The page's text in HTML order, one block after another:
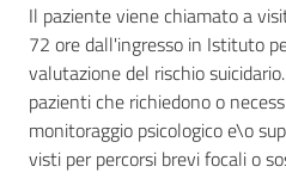
Il paziente viene chiamato a
72 ore dall'ingresso in Istituto
valutazione del rischio
pazienti che richiedono o
monitoraggio psicologico e\o
visti per percorsi brevi focali o